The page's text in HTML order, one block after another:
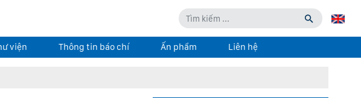
viện Thông tin báo chí Ấn phẩm Liên hệ